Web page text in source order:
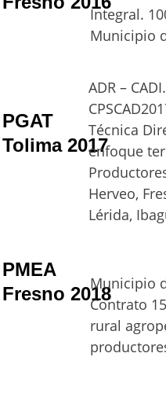
Integral.
Municipio
PGAT
Tolima 2017
ADR –
Técnica
enfoque
Herveo,
Lérida,
PMEA
Fresno 2018
Municipio
Contrato
rural